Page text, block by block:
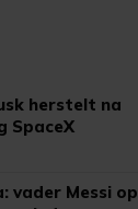
herstelt na
SpaceX
vader Messi op